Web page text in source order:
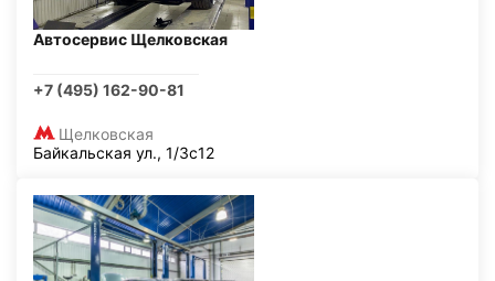
Автосервис Щелковская
+7 (495) 162-90-81
Щелковская
Байкальская ул., 1/3с12